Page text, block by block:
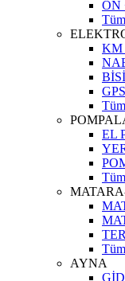
ÖN
KM
EL
AYNA